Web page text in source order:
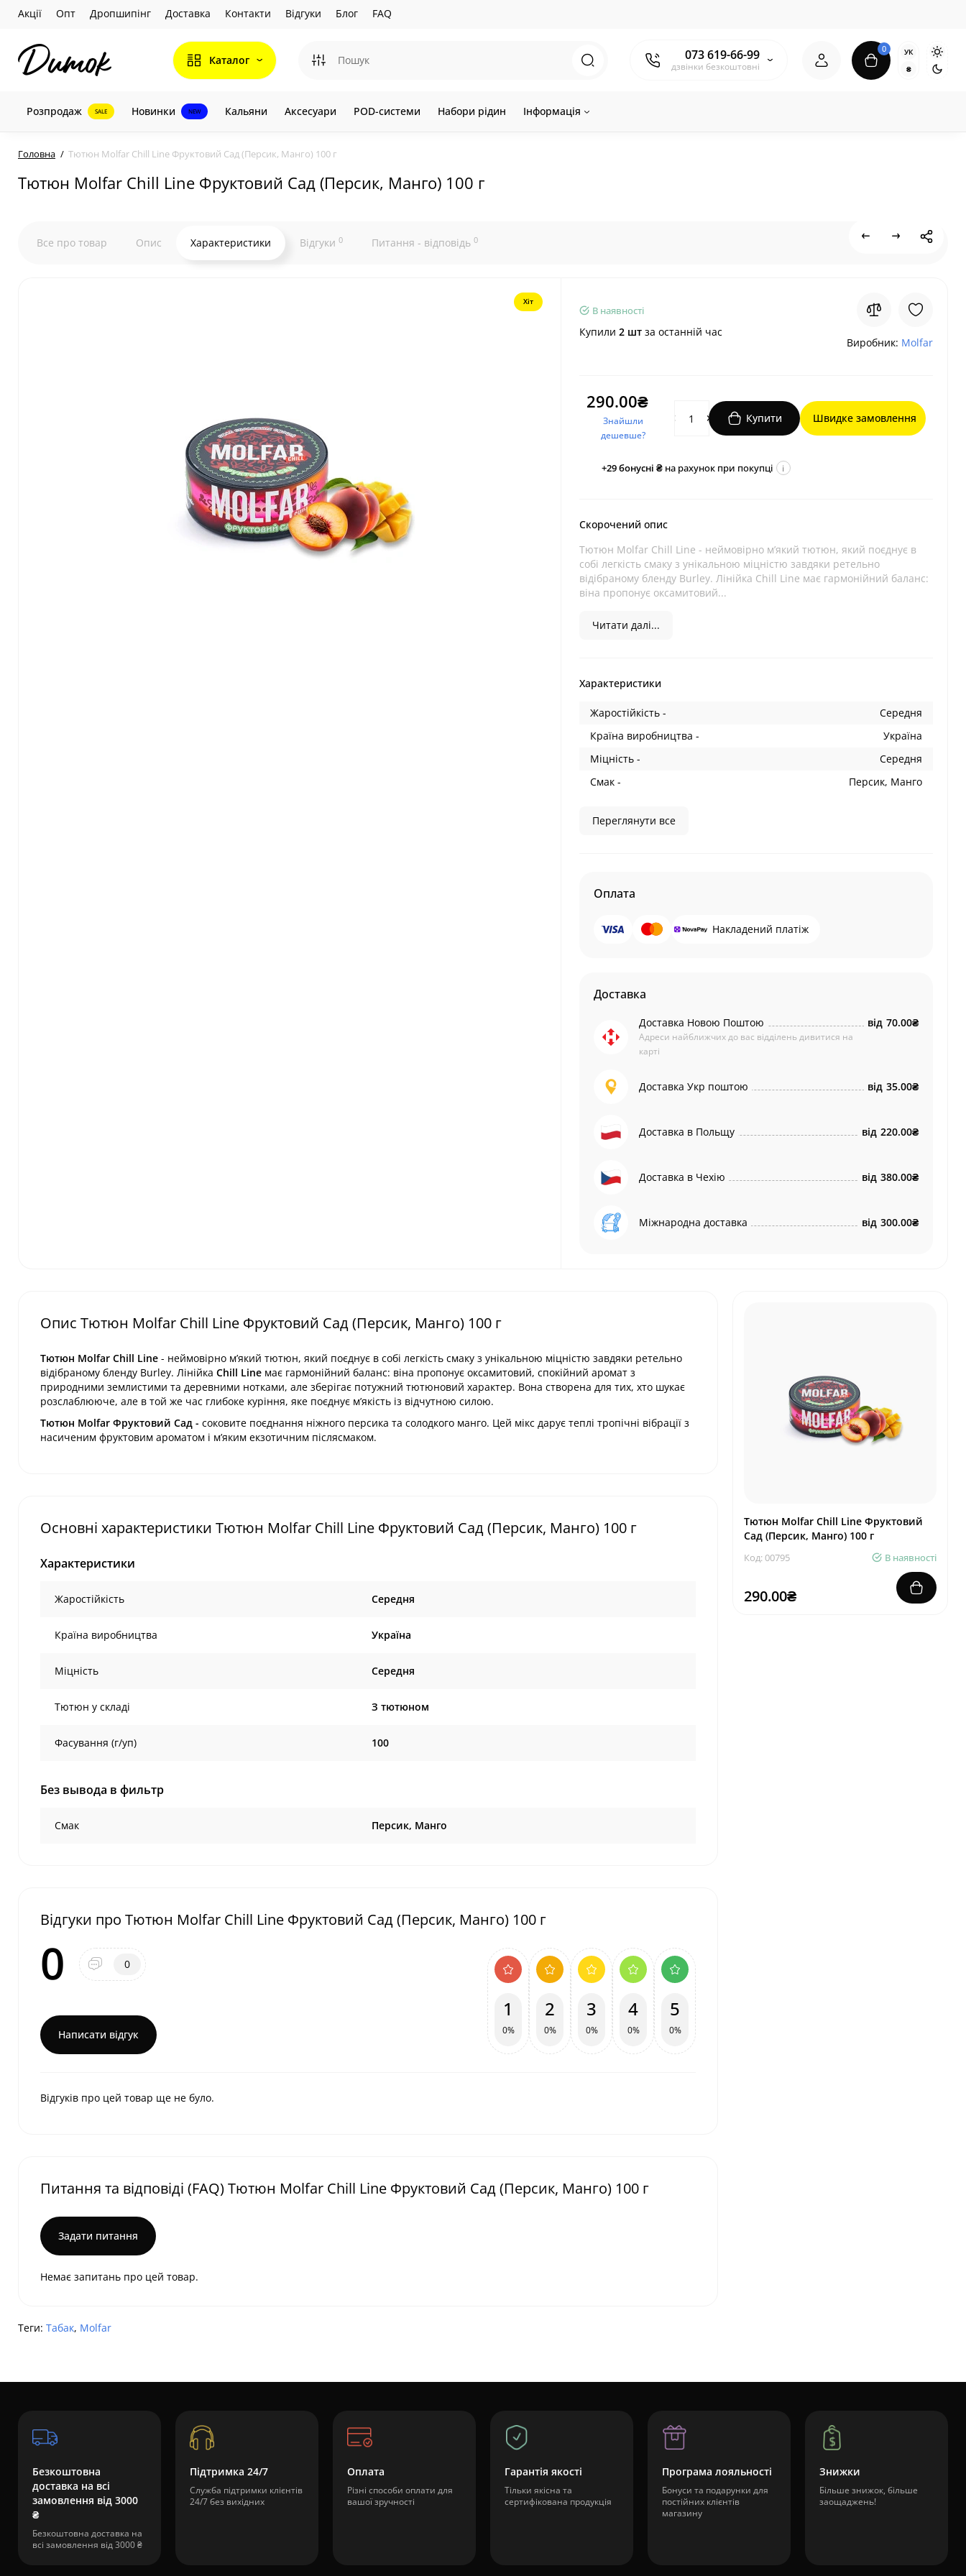
Акції Опт Дропшипінг Доставка Контакти Відгуки Блог FAQ
Каталог 073 619-66-99
дзвінки безкоштовні
0
УК
₴
Розпродаж SALE Новинки NEW Кальяни Аксесуари POD-системи Набори рідин Інформація
Головна Тютюн Molfar Chill Line Фруктовий Сад (Персик, Манго) 100 г
Тютюн Molfar Chill Line Фруктовий Сад (Персик, Манго) 100 г
Все про товар Опис Характеристики Відгуки 0 Питання - відповідь 0
Хіт
В наявності
Купили 2 штза останній час
Виробник: Molfar
290.00₴
Знайшли
дешевше?
Купити Швидке замовлення
+29бонусні ₴на рахунок при покупці i
Скорочений опис
Тютюн Molfar Chill Line - неймовірно м’який тютюн, який поєднує в
собі легкість смаку з унікальною міцністю завдяки ретельно
відібраному бленду Burley. Лінійка Chill Line має гармонійний баланс:
віна пропонує оксамитовий...
Читати далі...
Характеристики
Жаростійкість -
Середня
Країна виробництва -
Україна
Міцність -
Середня
Смак -
Персик, Манго
Переглянути все
Оплата
Накладений платіж
Доставка
Доставка Новою Поштою
Адреси найближчих до вас відділень дивитися на
карті
від 70.00₴
Доставка Укр поштою від 35.00₴
Доставка в Польщу від 220.00₴
Доставка в Чехію від 380.00₴
Міжнародна доставка від 300.00₴
Опис Тютюн Molfar Chill Line Фруктовий Сад (Персик, Манго) 100 г
Тютюн Molfar Chill Line - неймовірно м’який тютюн, який поєднує в собі легкість смаку з унікальною міцністю завдяки ретельно
відібраному бленду Burley. Лінійка Chill Line має гармонійний баланс: віна пропонує оксамитовий, спокійний аромат з
природними землистими та деревними нотками, але зберігає потужний тютюновий характер. Вона створена для тих, хто шукає
розслаблююче, але в той же час глибоке куріння, яке поєднує м’якість із відчутною силою.
Тютюн Molfar Фруктовий Сад - соковите поєднання ніжного персика та солодкого манго. Цей мікс дарує теплі тропічні вібрації з
насиченим фруктовим ароматом і м’яким екзотичним післясмаком.
Основні характеристики Тютюн Molfar Chill Line Фруктовий Сад (Персик, Манго) 100 г
Характеристики
Жаростійкість Середня
Країна виробництва Україна
Міцність Середня
Тютюн у складі З тютюном
Фасування (г/уп) 100
Без вывода в фильтр
Смак Персик, Манго
Відгуки про Тютюн Molfar Chill Line Фруктовий Сад (Персик, Манго) 100 г
0 0
Написати відгук
1
0%
2
0%
3
0%
4
0%
5
0%
Відгуків про цей товар ще не було.
Питання та відповіді (FAQ) Тютюн Molfar Chill Line Фруктовий Сад (Персик, Манго) 100 г
Задати питання
Немає запитань про цей товар.
Тютюн Molfar Chill Line Фруктовий
Сад (Персик, Манго) 100 г
Код: 00795 В наявності
290.00₴
Теги: Табак, Molfar
Безкоштовна
доставка на всі
замовлення від 3000
₴
Безкоштовна доставка на
всі замовлення від 3000 ₴
Підтримка 24/7
Служба підтримки клієнтів
24/7 без вихідних
Оплата
Різні способи оплати для
вашої зручності
Гарантія якості
Тільки якісна та
сертифікована продукція
Програма лояльності
Бонуси та подарунки для
постійних клієнтів
магазину
Знижки
Більше знижок, більше
заощаджень!